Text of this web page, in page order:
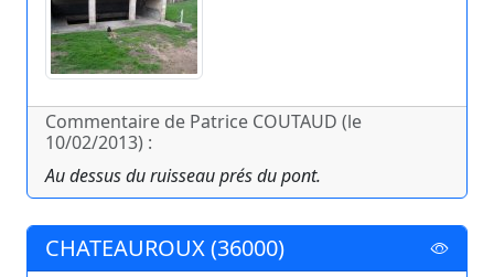
Commentaire de Patrice COUTAUD (le
10/02/2013) :
Au dessus du ruisseau prés du pont.
CHATEAUROUX (36000)